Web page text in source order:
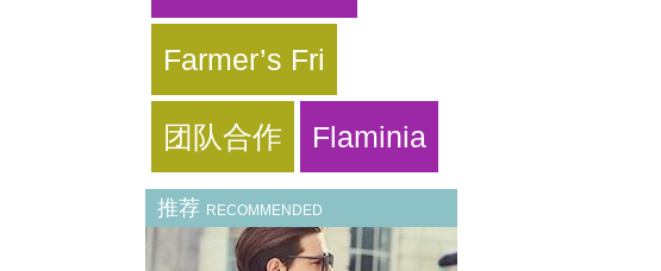
Farmer’s Fri
团队合作 Flaminia
推荐 RECOMMENDED